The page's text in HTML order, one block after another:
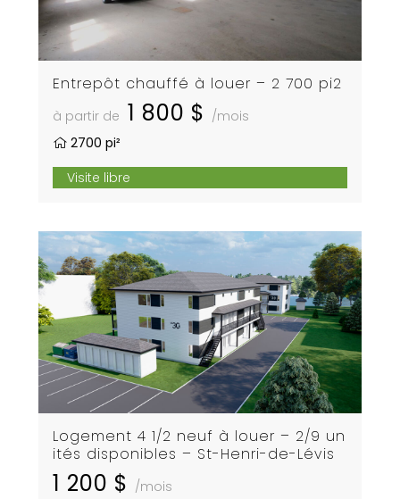
Entrepôt chauffé à louer – 2 700 pi2
à partir de 1 800 $ /mois
2700 pi²
Visite libre
Logement 4 1/2 neuf à louer – 2/9 un
ités disponibles – St-Henri-de-Lévis
1 200 $ /mois